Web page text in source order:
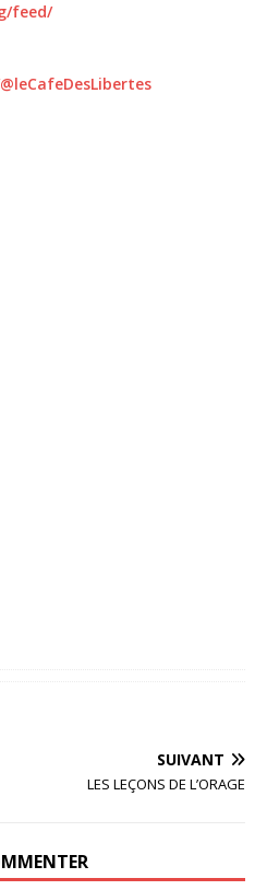
feed/
SUIVANT
LES LEÇONS DE L’ORAGE